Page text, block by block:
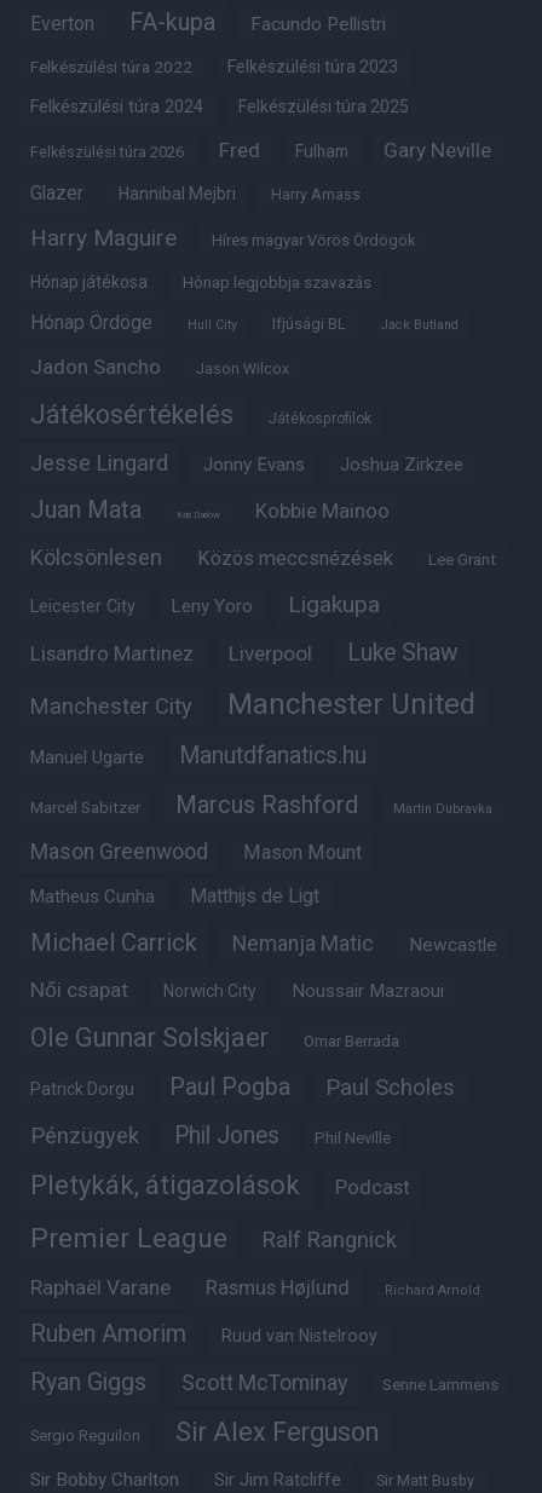
Everton FA-kupa Facundo Pellistri
Felkészülési túra 2022 Felkészülési túra 2023
Felkészülési túra 2024 Felkészülési túra 2025
Felkészülési túra 2026 Fred Fulham Gary Neville
Glazer Hannibal Mejbri Harry Amass
Harry Maguire Híres magyar Vörös Ördögök
Hónap játékosa Hónap legjobbja szavazás
Hónap Ördöge Hull City Ifjúsági BL Jack Butland
Jadon Sancho Jason Wilcox
Játékosértékelés Játékosprofilok
Jesse Lingard Jonny Evans Joshua Zirkzee
Juan Mata Karl Darlow Kobbie Mainoo
Kölcsönlesen Közös meccsnézések Lee Grant
Leicester City Leny Yoro Ligakupa
Lisandro Martinez Liverpool Luke Shaw
Manchester City Manchester United
Manuel Ugarte Manutdfanatics.hu
Marcel Sabitzer Marcus Rashford Martin Dubravka
Mason Greenwood Mason Mount
Matheus Cunha Matthijs de Ligt
Michael Carrick Nemanja Matic Newcastle
Női csapat Norwich City Noussair Mazraoui
Ole Gunnar Solskjaer Omar Berrada
Patrick Dorgu Paul Pogba Paul Scholes
Pénzügyek Phil Jones Phil Neville
Pletykák, átigazolások Podcast
Premier League Ralf Rangnick
Raphaël Varane Rasmus Højlund Richard Arnold
Ruben Amorim Ruud van Nistelrooy
Ryan Giggs Scott McTominay Senne Lammens
Sergio Reguilon Sir Alex Ferguson
Sir Bobby Charlton Sir Jim Ratcliffe Sir Matt Busby